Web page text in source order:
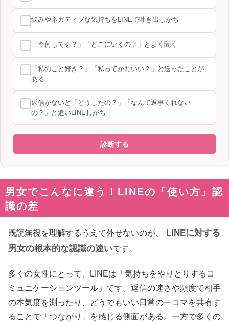
悩みやネガティブな気持ちをLINEで吐き出しがち
「今何してる？」「どこにいるの？」とよく聞く
「私のこと好き？」「私ってかわいい？」と送ったことが
ある
返信がないと「どうしたの？」「なんで返事くれない
の？」と追いLINEしがち
診断する
男女でこんなに違う！LINEの「使い方」認
識の差
既読無視を理解するうえで外せないのが、
LINEに対する
男女の根本的な認識の違いです。
多くの女性にとって、LINEは「気持ちをやりとりするコ
ミュニケーションツール」です。返信の速さや頻度で相手
の本気度を測ったり、どうでもいい日常の一コマを共有す
ることで「つながり」を感じる側面がある。一方で多くの